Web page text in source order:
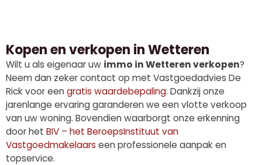
Kopen en verkopen in Wetteren
Wilt u als eigenaar uw immo in Wetteren verkopen?
Neem dan zeker contact op met Vastgoedadvies De
Rick voor eengratis waardebepaling. Dankzij onze
jarenlange ervaring garanderen we een vlotte verkoop
van uw woning. Bovendien waarborgt onze erkenning
door het BIV – het BeroepsInstituut van
Vastgoedmakelaars een professionele aanpak en
topservice.